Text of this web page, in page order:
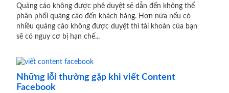
Quảng cáo không được phê duyệt sẽ dẫn đến không thể
phân phối quảng cáo đến khách hàng. Hơn nữa nếu có
nhiều quảng cáo không được duyệt thì tài khoản của bạn
sẽ có nguy cơ bị hạn chế...
Những lỗi thường gặp khi viết Content
Facebook